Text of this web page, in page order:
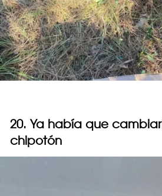
20. Ya había que
chipotón